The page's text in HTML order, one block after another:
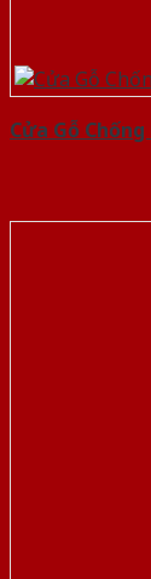
Cửa Gỗ Chống